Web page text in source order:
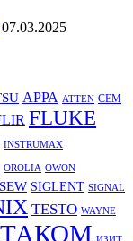
07.03.2025
APPA ATTEN CEM
FLUKE
INSTRUMAX
OROLIA OWON
SEW SIGLENT SIGNAL
TESTO WAYNE